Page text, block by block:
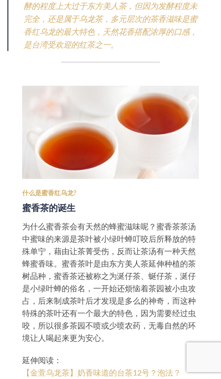
酵的程度上大过于东方美人茶，但因为发酵程度未
完全，还是属于乌龙茶，多元层次的茶香滋味是蜜
香红乌龙的最大特色，天然花香搭配浓厚的口感，
是台湾受欢迎的红茶之一。
什么是蜜香红乌龙?
蜜香茶的诞生
为什么蜜香茶会有天然的蜂蜜滋味呢？蜜香茶茶汤
中蜜味的来源是茶叶被小绿叶蝉叮咬后所释放的特
殊单宁，藉由让茶菁受伤，反而让茶汤有一种天然
蜂蜜香味。蜜香茶叶是由东方美人茶延伸种植的茶
树品种，蜜香茶还被称之为涎仔茶、蜒仔茶，涎仔
是小绿叶蝉的俗名，一开始还烦恼着茶园被小虫攻
占，后来制成茶叶后才发现是多么的神奇，而这种
特殊的茶叶还有一个最大的特色，因为需要经过虫
咬，所以很多茶园不喷或少喷农药，无毒自然的环
境让人喝起来更为安心。
延伸阅读：
【金萱乌龙茶】奶香味道的台茶12号？泡法？